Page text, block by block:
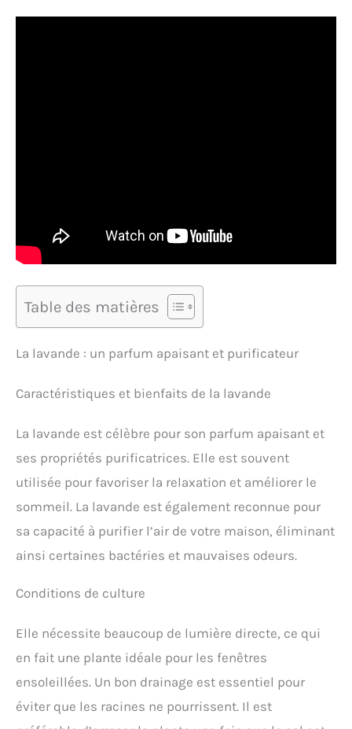
Table des matières
La lavande : un parfum apaisant et purificateur
Caractéristiques et bienfaits de la lavande
La lavande est célèbre pour son parfum apaisant et
ses propriétés purificatrices. Elle est souvent
utilisée pour favoriser la relaxation et améliorer le
sommeil. La lavande est également reconnue pour
sa capacité à purifier l’air de votre maison, éliminant
ainsi certaines bactéries et mauvaises odeurs.
Conditions de culture
Elle nécessite beaucoup de lumière directe, ce qui
en fait une plante idéale pour les fenêtres
ensoleillées. Un bon drainage est essentiel pour
éviter que les racines ne pourrissent. Il est